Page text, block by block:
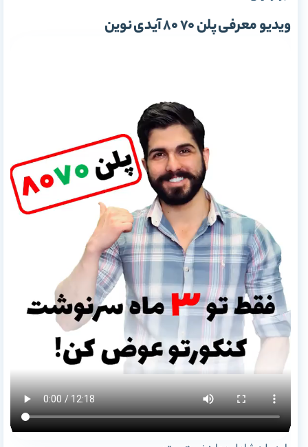
ویدیو معرفی پلن 70 80 آیدی نوین